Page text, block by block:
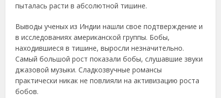
пыталась расти в абсолютной тишине.
Выводы ученых из Индии нашли свое подтверждение и
в исследованиях американской группы. Бобы,
находившиеся в тишине, выросли незначительно.
Самый большой рост показали бобы, слушавшие звуки
джазовой музыки. Сладкозвучные романсы
практически никак не повлияли на активизацию роста
бобов.